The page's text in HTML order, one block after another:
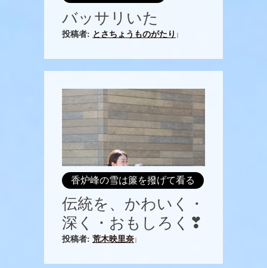
バッサリいた
投稿者: とさちょうものがたり
香炉峰の雪は簾を撥げて看る
伝統を、かわいく・
深く・おもしろく❣
投稿者: 荒木映里奈